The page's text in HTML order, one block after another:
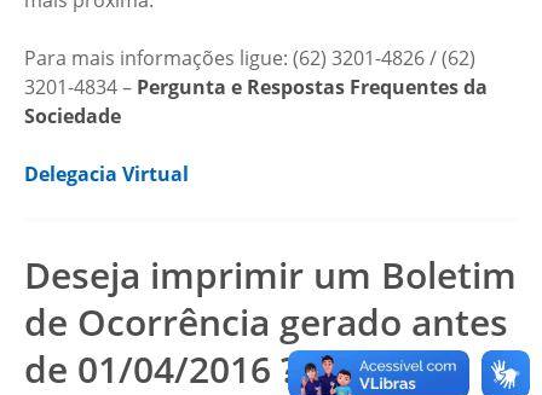
Para mais informações ligue: (62) 3201-4826 / (62)
3201-4834 – Pergunta e Respostas Frequentes da
Sociedade
Delegacia Virtual
Deseja imprimir um Boletim
de Ocorrência gerado antes
de 01/04/2016 ?